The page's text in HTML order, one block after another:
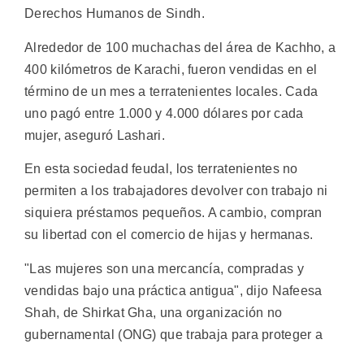
Derechos Humanos de Sindh.
Alrededor de 100 muchachas del área de Kachho, a
400 kilómetros de Karachi, fueron vendidas en el
término de un mes a terratenientes locales. Cada
uno pagó entre 1.000 y 4.000 dólares por cada
mujer, aseguró Lashari.
En esta sociedad feudal, los terratenientes no
permiten a los trabajadores devolver con trabajo ni
siquiera préstamos pequeños. A cambio, compran
su libertad con el comercio de hijas y hermanas.
"Las mujeres son una mercancía, compradas y
vendidas bajo una práctica antigua", dijo Nafeesa
Shah, de Shirkat Gha, una organización no
gubernamental (ONG) que trabaja para proteger a